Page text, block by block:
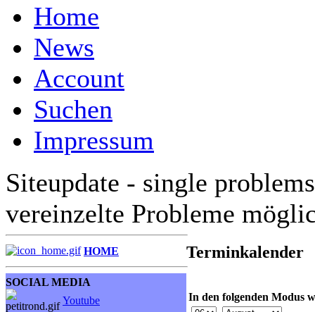
Home
News
Account
Suchen
Impressum
Siteupdate - single
vereinzelte Probleme
HOME
SOCIAL MEDIA
Youtube
Terminkalender
In den folgenden Modus